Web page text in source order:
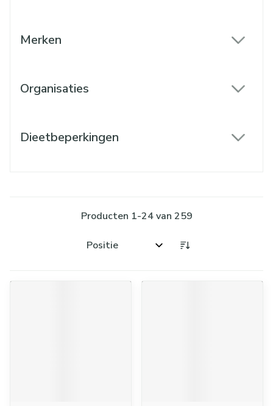
Merken
Organisaties
Dieetbeperkingen
Producten 1-24van 259
Sorteer op: